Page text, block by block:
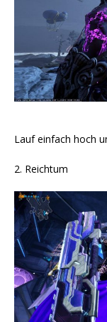
Lauf einfach hoch
2. Reichtum